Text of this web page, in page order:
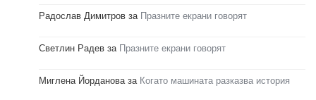
Радослав Димитров за Празните екрани говорят
Светлин Радев за Празните екрани говорят
Миглена Йорданова за Когато машината разказва история